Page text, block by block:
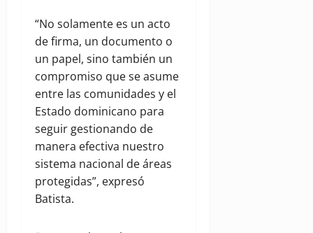
“No solamente es un acto
de firma, un documento o
un papel, sino también un
compromiso que se asume
entre las comunidades y el
Estado dominicano para
seguir gestionando de
manera efectiva nuestro
sistema nacional de áreas
protegidas”, expresó
Batista.